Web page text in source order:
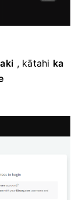
, kātahi ka